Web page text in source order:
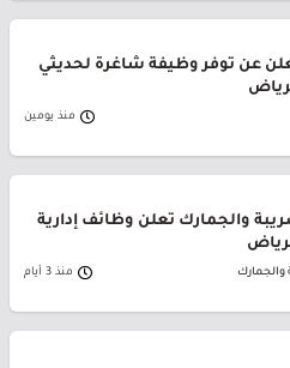
عن توفر وظيفة شاغرة لحديثي
منذ يومين
والجمارك تعلن وظائف إدارية
والجمارك منذ 3 أيام